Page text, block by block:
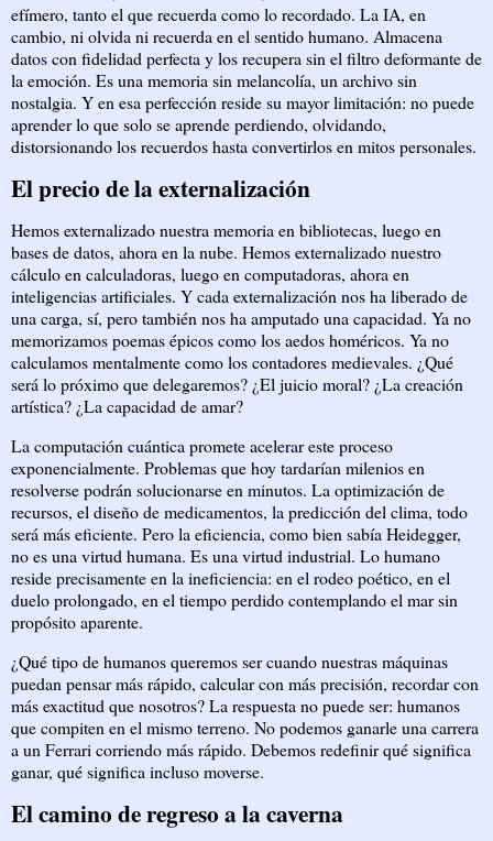
efímero, tanto el que recuerda como lo recordado. La IA, en
cambio, ni olvida ni recuerda en el sentido humano. Almacena
datos con fidelidad perfecta y los recupera sin el filtro deformante de
la emoción. Es una memoria sin melancolía, un archivo sin
nostalgia. Y en esa perfección reside su mayor limitación: no puede
aprender lo que solo se aprende perdiendo, olvidando,
distorsionando los recuerdos hasta convertirlos en mitos personales.
El precio de la externalización
Hemos externalizado nuestra memoria en bibliotecas, luego en
bases de datos, ahora en la nube. Hemos externalizado nuestro
cálculo en calculadoras, luego en computadoras, ahora en
inteligencias artificiales. Y cada externalización nos ha liberado de
una carga, sí, pero también nos ha amputado una capacidad. Ya no
memorizamos poemas épicos como los aedos homéricos. Ya no
calculamos mentalmente como los contadores medievales. ¿Qué
será lo próximo que delegaremos? ¿El juicio moral? ¿La creación
artística? ¿La capacidad de amar?
La computación cuántica promete acelerar este proceso
exponencialmente. Problemas que hoy tardarían milenios en
resolverse podrán solucionarse en minutos. La optimización de
recursos, el diseño de medicamentos, la predicción del clima, todo
será más eficiente. Pero la eficiencia, como bien sabía Heidegger,
no es una virtud humana. Es una virtud industrial. Lo humano
reside precisamente en la ineficiencia: en el rodeo poético, en el
duelo prolongado, en el tiempo perdido contemplando el mar sin
propósito aparente.
¿Qué tipo de humanos queremos ser cuando nuestras máquinas
puedan pensar más rápido, calcular con más precisión, recordar con
más exactitud que nosotros? La respuesta no puede ser: humanos
que compiten en el mismo terreno. No podemos ganarle una carrera
a un Ferrari corriendo más rápido. Debemos redefinir qué significa
ganar, qué significa incluso moverse.
El camino de regreso a la caverna